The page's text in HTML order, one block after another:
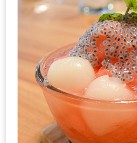
3)
อาหาร
โดน
ใจ
ภาพ
ใส
งด้วย